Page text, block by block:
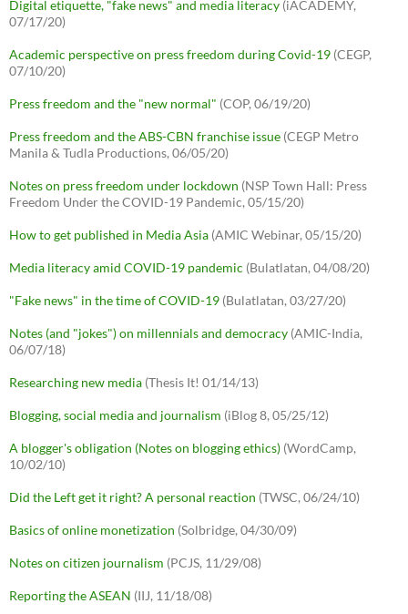
Digital etiquette, "fake news" and media literacy (iACADEMY,
07/17/20)
Academic perspective on press freedom during Covid-19 (CEGP,
07/10/20)
Press freedom and the "new normal" (COP, 06/19/20)
Press freedom and the ABS-CBN franchise issue (CEGP Metro
Manila & Tudla Productions, 06/05/20)
Notes on press freedom under lockdown (NSP Town Hall: Press
Freedom Under the COVID-19 Pandemic, 05/15/20)
How to get published in Media Asia (AMIC Webinar, 05/15/20)
Media literacy amid COVID-19 pandemic (Bulatlatan, 04/08/20)
"Fake news" in the time of COVID-19 (Bulatlatan, 03/27/20)
Notes (and "jokes") on millennials and democracy (AMIC-India,
06/07/18)
Researching new media (Thesis It! 01/14/13)
Blogging, social media and journalism (iBlog 8, 05/25/12)
A blogger's obligation (Notes on blogging ethics) (WordCamp,
10/02/10)
Did the Left get it right? A personal reaction (TWSC, 06/24/10)
Basics of online monetization (Solbridge, 04/30/09)
Notes on citizen journalism (PCJS, 11/29/08)
Reporting the ASEAN (IIJ, 11/18/08)